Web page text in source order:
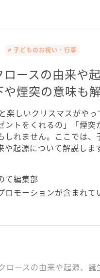
# 子どものお祝い・行事
ロースの由来や
や煙突の意味も
楽しいクリスマスがや
ントをくれるの」「煙
しれません。ここでは
や起源について解説しま
て編集部
ロモーションが含まれて
ロースの由来や起源、誕